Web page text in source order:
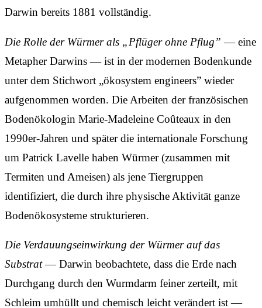
Darwin bereits 1881 vollständig.
Die Rolle der Würmer als „Pflüger ohne Pflug” — eine
Metapher Darwins — ist in der modernen Bodenkunde
unter dem Stichwort „ökosystem engineers” wieder
aufgenommen worden. Die Arbeiten der französischen
Bodenökologin Marie-Madeleine Coûteaux in den
1990er-Jahren und später die internationale Forschung
um Patrick Lavelle haben Würmer (zusammen mit
Termiten und Ameisen) als jene Tiergruppen
identifiziert, die durch ihre physische Aktivität ganze
Bodenökosysteme strukturieren.
Die Verdauungseinwirkung der Würmer auf das
Substrat— Darwin beobachtete, dass die Erde nach
Durchgang durch den Wurmdarm feiner zerteilt, mit
Schleim umhüllt und chemisch leicht verändert ist —